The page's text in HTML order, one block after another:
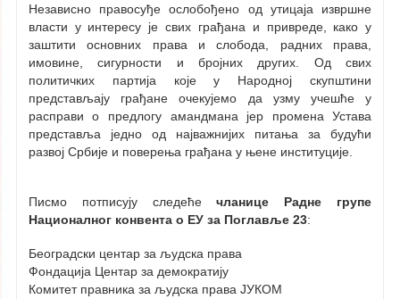
Независно правосуђе ослобођено од утицаја извршне
власти у интересу је свих грађана и привреде, како у
заштити основних права и слобода, радних права,
имовине, сигурности и бројних других. Од свих
политичких партија које у Народној скупштини
представљају грађане очекујемо да узму учешће у
расправи о предлогу амандмана јер промена Устава
представља једно од најважнијих питања за будући
развој Србије и поверења грађана у њене институције.
Писмо потписују следећечланице
Радне групе
Националног конвента о ЕУ за Поглавље 23:
Београдски центар за људска права
Фондација Центар за демократију
Комитет правника за људска права ЈУКОМ